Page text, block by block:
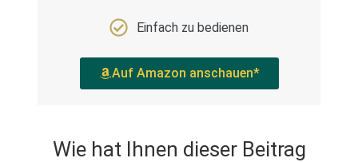
Einfach zu bedienen
Auf Amazon anschauen*
Wie hat Ihnen dieser Beitrag